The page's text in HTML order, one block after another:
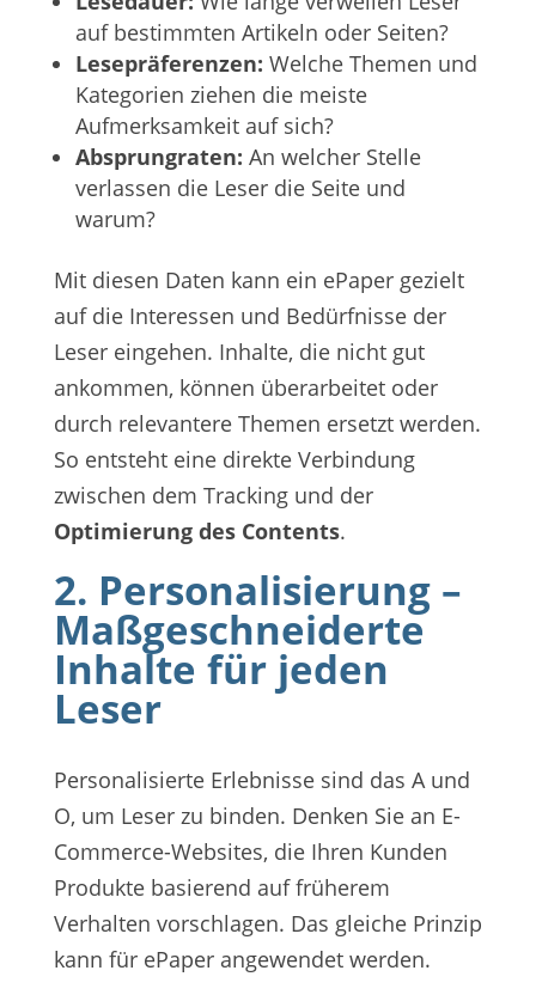
auf bestimmten Artikeln oder Seiten?
Lesepräferenzen: Welche Themen und
Kategorien ziehen die meiste
Aufmerksamkeit auf sich?
Absprungraten: An welcher Stelle
verlassen die Leser die Seite und
warum?
Mit diesen Daten kann ein ePaper gezielt
auf die Interessen und Bedürfnisse der
Leser eingehen. Inhalte, die nicht gut
ankommen, können überarbeitet oder
durch relevantere Themen ersetzt werden.
So entsteht eine direkte Verbindung
zwischen dem Tracking und der
Optimierung des Contents.
2. Personalisierung –
Maßgeschneiderte
Inhalte für jeden
Leser
Personalisierte Erlebnisse sind das A und
O, um Leser zu binden. Denken Sie an E-
Commerce-Websites, die Ihren Kunden
Produkte basierend auf früherem
Verhalten vorschlagen. Das gleiche Prinzip
kann für ePaper angewendet werden.